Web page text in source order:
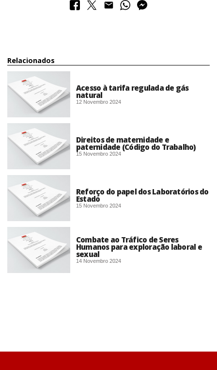
Relacionados
Acesso à tarifa regulada de gás
natural
12 Novembro 2024
Direitos de maternidade e
paternidade (Código do Trabalho)
15 Novembro 2024
Reforço do papel dos Laboratórios do
Estado
15 Novembro 2024
Combate ao Tráfico de Seres
Humanos para exploração laboral e
sexual
14 Novembro 2024